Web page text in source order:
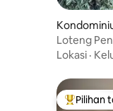
Loteng
Atap
Lokasi ·
Pilihan
Pilihan